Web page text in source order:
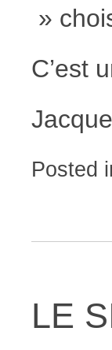
»
C’est
Posted
LE